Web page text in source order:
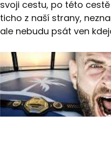
svoji cestu, po této
ticho z naší strany,
ale nebudu psát ven